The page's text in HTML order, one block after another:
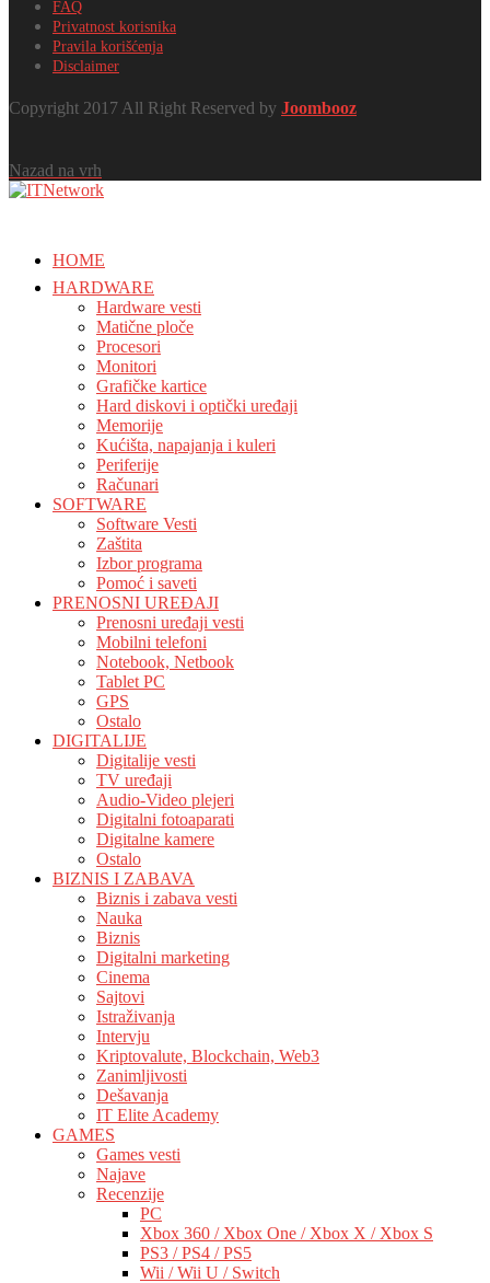
FAQ
Privatnost korisnika
Pravila korišćenja
Disclaimer
Copyright 2017 All Right Reserved by Joombooz
Nazad na vrh
HOME
HARDWARE
Hardware vesti
Matične ploče
Procesori
Monitori
Grafičke kartice
Hard diskovi i optički uređaji
Memorije
Kućišta, napajanja i kuleri
Periferije
Računari
SOFTWARE
Software Vesti
Zaštita
Izbor programa
Pomoć i saveti
PRENOSNI UREĐAJI
Prenosni uređaji vesti
Mobilni telefoni
Notebook, Netbook
Tablet PC
GPS
Ostalo
DIGITALIJE
Digitalije vesti
TV uređaji
Audio-Video plejeri
Digitalni fotoaparati
Digitalne kamere
Ostalo
BIZNIS I ZABAVA
Biznis i zabava vesti
Nauka
Biznis
Digitalni marketing
Cinema
Sajtovi
Istraživanja
Intervju
Kriptovalute, Blockchain, Web3
Zanimljivosti
Dešavanja
IT Elite Academy
GAMES
Games vesti
Najave
Recenzije
PC
Xbox 360 / Xbox One / Xbox X / Xbox S
PS3 / PS4 / PS5
Wii / Wii U / Switch